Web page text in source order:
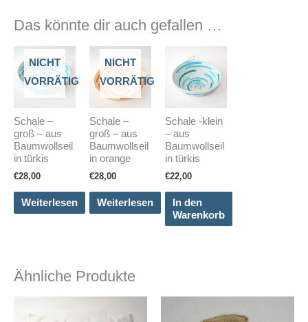
Das könnte dir auch gefallen …
NICHT
VORRÄTIG
Schale –
groß – aus
Baumwollseil
in türkis
€28,00
Weiterlesen
NICHT
VORRÄTIG
Schale –
groß – aus
Baumwollseil
in orange
€28,00
Weiterlesen
Schale -klein
– aus
Baumwollseil
in türkis
€22,00
In den
Warenkorb
Ähnliche Produkte